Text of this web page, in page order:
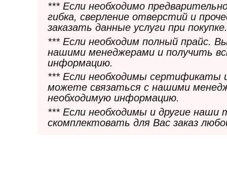
*** Если необходимо
гибка, сверление отверстий и
заказать данные услуги при покупке.
*** Если необходим полный прайс.
нашими менеджерами и получить
информацию.
*** Если необходимы сертификаты
можете связаться с нашими
необходимую информацию.
*** Если необходимы и другие
скомплектовать для Вас заказ